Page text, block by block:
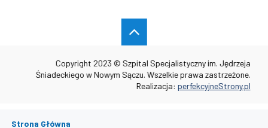
Copyright 2023 © Szpital Specjalistyczny im. Jędrzeja
Śniadeckiego w Nowym Sączu. Wszelkie prawa zastrzeżone.
Realizacja: perfekcyjneStrony.pl
Strona Główna